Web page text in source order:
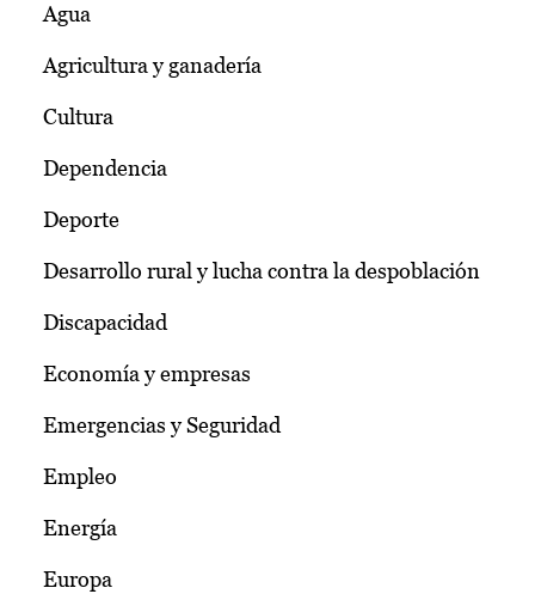
Agua
Agricultura y ganadería
Cultura
Dependencia
Deporte
Desarrollo rural y lucha contra la despoblación
Discapacidad
Economía y empresas
Emergencias y Seguridad
Empleo
Energía
Europa